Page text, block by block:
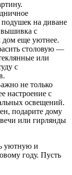
на диване
с
дом еще уютнее.
столовую —
или
с
не только
настроение с
освещений.
подарите дому
или гирлянды
уютную и
году. Пусть